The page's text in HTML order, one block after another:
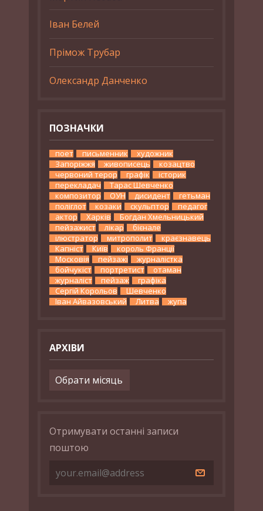
Іван Белей
Прімож Трубар
Олександр Данченко
ПОЗНАЧКИ
поет письменник
художник
Запоріжжя
живописець
козацтво
червоний терор
графік
історик
перекладач
Тарас Шевченко
композитор
ОУН дисидент
гетьман
поліглот
козаки скульптор
педагог
актор
Харків
Богдан Хмельницький
пейзажист
лікар
бієнале
ілюстратор
митрополит
краєзнавець
Капніст
Київ
король Франції
Московія
пейзажі
журналістка
бойчукіст
портретист
отаман
журналіст
пейзаж
графіка
Сергій Корольов
Шевченко
Іван Айвазовський
Литва жупа
АРХІВИ
Архіви
Отримувати останні записи
поштою